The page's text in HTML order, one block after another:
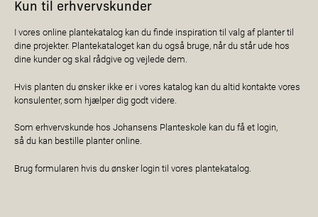
Kun til erhvervskunder
I vores online plantekatalog kan du finde inspiration til valg af planter til
dine projekter. Plantekataloget kan du også bruge, når du står ude hos
dine kunder og skal rådgive og vejlede dem.
Hvis planten du ønsker ikke er i vores katalog kan du altid kontakte vores
konsulenter, som hjælper dig godt videre.
Som erhvervskunde hos Johansens Planteskole kan du få et login,
så du kan bestille planter online.
Brug formularen hvis du ønsker login til vores plantekatalog.